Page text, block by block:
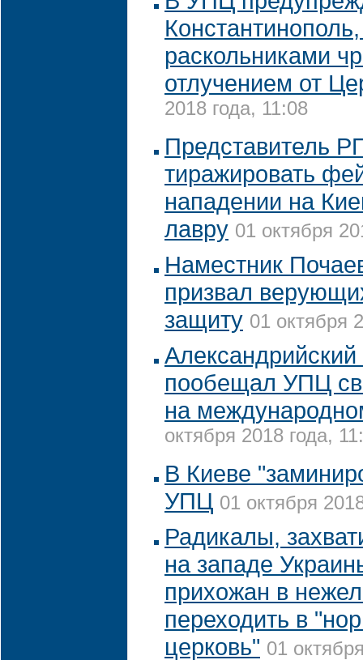
раскольниками
отлучением от
2018 года, 11:08
Представитель
тиражировать
нападении на
лавру 01 октября
Наместник
призвал
защиту 01 октября
Александрийский
пообещал УПЦ
на
октября 2018 года,
В Киеве
УПЦ 01 октября
Радикалы,
на западе
прихожан в
переходить в
церковь" 01